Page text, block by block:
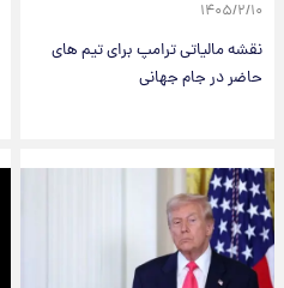
۱۴۰۵/۲/۱۰
نقشه مالیاتی ترامپ برای تیم های
حاضر در جام جهانی